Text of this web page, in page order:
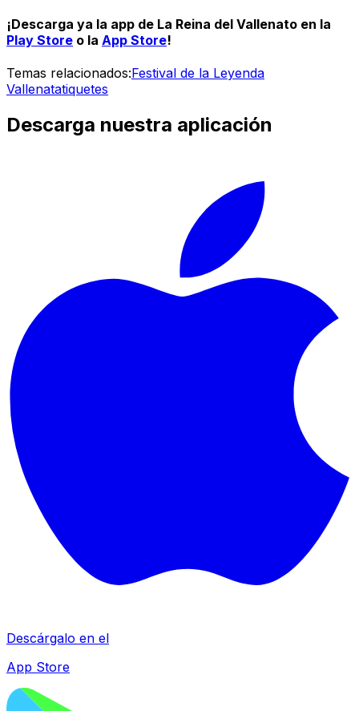
¡Descarga ya la app de La Reina del Vallenato en la
Play Store o la App Store!
Temas relacionados:Festival de la Leyenda
Vallenatatiquetes
Descarga nuestra aplicación
Descárgalo en el
App Store